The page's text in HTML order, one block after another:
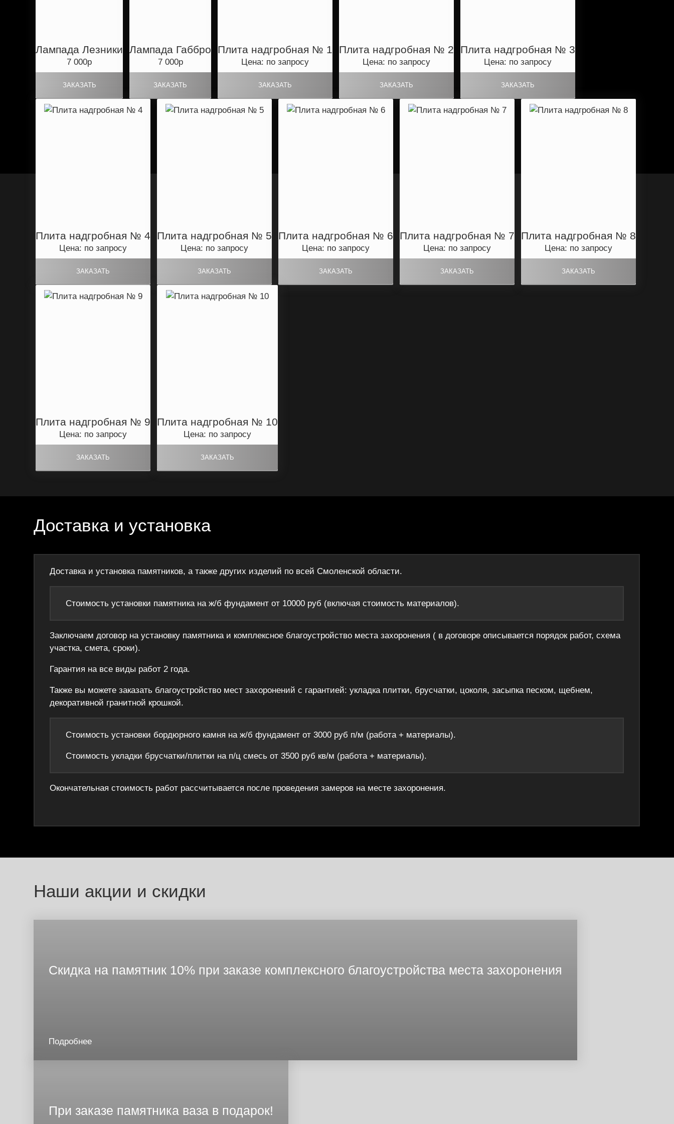
Лампада Лезники
7 000р
Лампада Габбро
7 000р
Плита надгробная № 1
Цена: по запросу
Плита надгробная № 2
Цена: по запросу
Плита надгробная № 3
Цена: по запросу
Плита надгробная № 4
Цена: по запросу
Плита надгробная № 5
Цена: по запросу
Плита надгробная № 6
Цена: по запросу
Плита надгробная № 7
Цена: по запросу
Плита надгробная № 8
Цена: по запросу
Плита надгробная № 9
Цена: по запросу
Плита надгробная № 10
Цена: по запросу
Доставка и установка
Доставка и установка памятников, а также других изделий по всей Смоленской области.
Стоимость установки памятника на ж/б фундамент от 10000 руб (включая стоимость материалов).
Заключаем договор на установку памятника и комплексное благоустройство места захоронения ( в договоре описывается порядок работ, схема
участка, смета, сроки).
Гарантия на все виды работ 2 года.
Также вы можете заказать благоустройство мест захоронений с гарантией: укладка плитки, брусчатки, цоколя, засыпка песком, щебнем,
декоративной гранитной крошкой.
Стоимость установки бордюрного камня на ж/б фундамент от 3000 руб п/м (работа + материалы).
Стоимость укладки брусчатки/плитки на п/ц смесь от 3500 руб кв/м (работа + материалы).
Окончательная стоимость работ рассчитывается после проведения замеров на месте захоронения.
Наши акции и скидки
Скидка на памятник 10% при заказе комплексного благоустройства места захоронения
Подробнее
При заказе памятника ваза в подарок!